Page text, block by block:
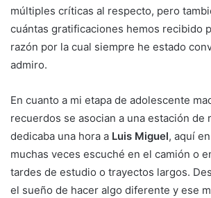
múltiples críticas al respecto, pero
cuántas gratificaciones hemos recibido
razón por la cual siempre he estado
admiro.
En cuanto a mi etapa de adolescente
recuerdos se asocian a una estación de
dedicaba una hora a Luis Miguel, aquí
muchas veces escuché en el camión o
tardes de estudio o trayectos largos.
el sueño de hacer algo diferente y ese